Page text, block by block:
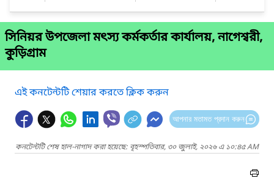
সিনিয়র উপজেলা মৎস্য কর্মকর্তার কার্যালয়, নাগেশ্বরী,
কুড়িগ্রাম
এই কনটেন্টটি শেয়ার করতে ক্লিক করুন
আপনার মতামত প্রদান করুন
কনটেন্টটি শেষ হাল-নাগাদ করা হয়েছে: বৃহস্পতিবার, ৩০ জুলাই, ২০২৬ এ ১০:৪৫ AM